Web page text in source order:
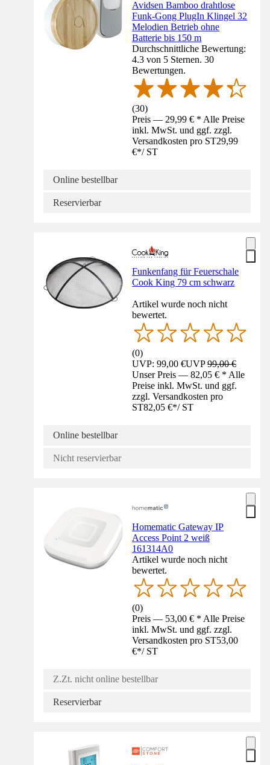
Avidsen Bamboo drahtlose
Funk-Gong PlugIn Klingel 32
Melodien Betrieb ohne
Batterie bis 150 m
Durchschnittliche Bewertung:
4.3 von 5 Sternen. 30
Bewertungen.
(30)
Preis — 29,99 € * Alle Preise
inkl. MwSt. und ggf. zzgl.
Versandkosten pro ST29,99
€*/ ST
Online bestellbar
Reservierbar
Funkenfang für Feuerschale
Cook King 79 cm schwarz
Artikel wurde noch nicht
bewertet.
(0)
UVP: 99,00 €UVP99,00 €
Unser Preis — 82,05 € * Alle
Preise inkl. MwSt. und ggf.
zzgl. Versandkosten pro
ST82,05 €*/ ST
Online bestellbar
Nicht reservierbar
Homematic Gateway IP
Access Point 2 weiß
161314A0
Artikel wurde noch nicht
bewertet.
(0)
Preis — 53,00 € * Alle Preise
inkl. MwSt. und ggf. zzgl.
Versandkosten pro ST53,00
€*/ ST
Z.Zt. nicht online bestellbar
Reservierbar